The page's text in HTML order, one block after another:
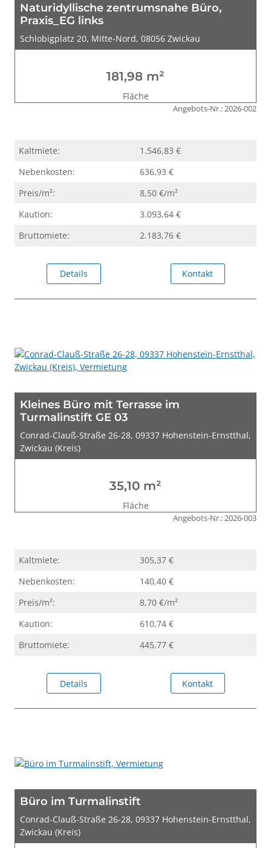
Naturidyllische zentrumsnahe Büro,
Praxis_EG links
Schlobigplatz 20, Mitte-Nord, 08056 Zwickau
181,98 m²
Fläche
Angebots-Nr.: 2026-002
Kaltmiete:
1.546,83 €
Nebenkosten:
636,93 €
Preis/m²:
8,50 €/m²
Kaution:
3.093,64 €
Bruttomiete:
2.183,76 €
Details Kontakt
Kleines Büro mit Terrasse im
Turmalinstift GE 03
Conrad-Clauß-Straße 26-28, 09337 Hohenstein-Ernstthal,
Zwickau (Kreis)
35,10 m²
Fläche
Angebots-Nr.: 2026-003
Kaltmiete:
305,37 €
Nebenkosten:
140,40 €
Preis/m²:
8,70 €/m²
Kaution:
610,74 €
Bruttomiete:
445,77 €
Details Kontakt
Büro im Turmalinstift
Conrad-Clauß-Straße 26-28, 09337 Hohenstein-Ernstthal,
Zwickau (Kreis)